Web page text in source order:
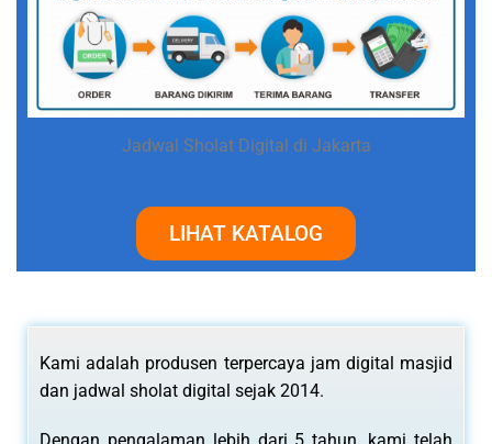
Jadwal Sholat Digital di Jakarta
LIHAT KATALOG
Kami adalah produsen terpercaya jam digital masjid
dan jadwal sholat digital sejak 2014.